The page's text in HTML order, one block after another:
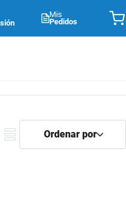
Mis
Pedidos